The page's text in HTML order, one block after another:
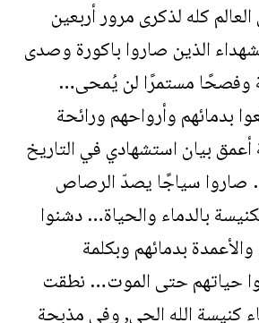
كله لذكرى مرور أربعين
الذين صاروا باكورة وصدى
وفصحًا مستمرًا لن يُمحى…
بدمائهم وأرواحهم ورائحة
بيان استشهادي في التاريخ
صاروا سياجًا يصدّ الرصاص
بالدماء والحياة… دشنوا
بدمائهم وبكلمة
حياتهم حتى الموت… نطقت
كنيسة الله الحي, وفي مذبحة